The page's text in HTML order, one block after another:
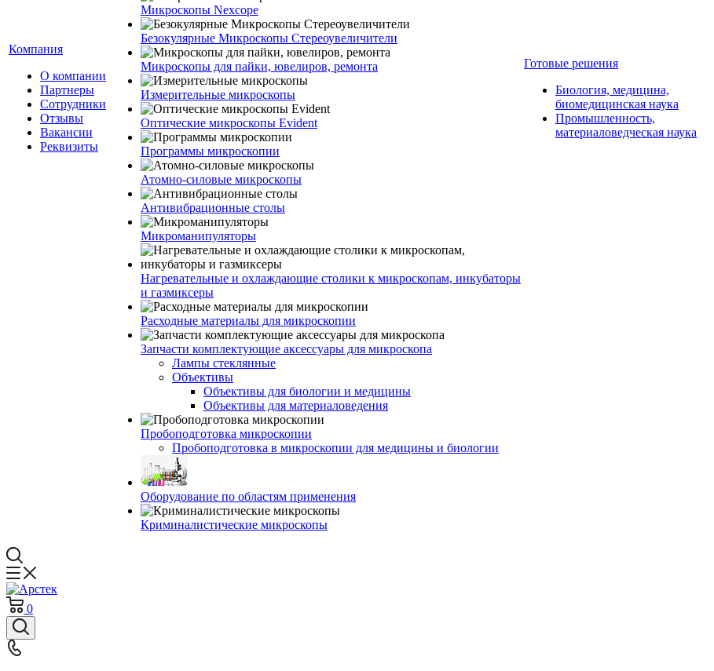
Компания
О компании
Партнеры
Сотрудники
Отзывы
Вакансии
Реквизиты
Микроскопы Nexcope
Безокулярные Микроскопы Стереоувеличители
Микроскопы для пайки, ювелиров, ремонта
Измерительные микроскопы
Оптические микроскопы Evident
Программы микроскопии
Атомно-силовые микроскопы
Антивибрационные столы
Микроманипуляторы
Нагревательные и охлаждающие столики к микроскопам, инкубаторы
и газмиксеры
Расходные материалы для микроскопии
Запчасти комплектующие аксессуары для микроскопа
Лампы стеклянные
Объективы
Объективы для биологии и медицины
Объективы для материаловедения
Пробоподготовка микроскопии
Пробоподготовка в микроскопии для медицины и биологии
Оборудование по областям применения
Криминалистические микроскопы
Готовые решения
Биология, медицина,
биомедицинская наука
Промышленность,
материаловедческая наука
0